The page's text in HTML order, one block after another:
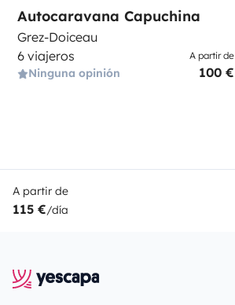
Autocaravana Capuchina
Grez-Doiceau
6 viajeros
Ninguna opinión
A partir de
100 €
A partir de
115 €/día